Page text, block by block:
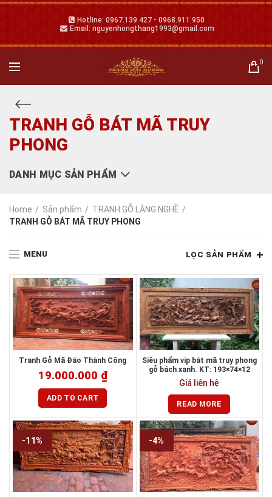
Hotline: 0967.139.427 - 0968.911.950
Email: nguyenhongthang1993@gmail.com
0
TRANH GỖ BÁT MÃ TRUY
PHONG
DANH MỤC SẢN PHẨM
Home Sản phẩm
TRANH GỖ LÀNG NGHỀ
TRANH GỖ BÁT MÃ TRUY PHONG
MENU LỌC SẢN PHẨM
Tranh Gỗ Mã Đáo Thành Công
19.000.000 ₫
ADD TO CART
Siêu phẩm vip bát mã truy phong
gỗ bách xanh. KT: 193×74×12
Giá liên hệ
READ MORE
-11% -4%